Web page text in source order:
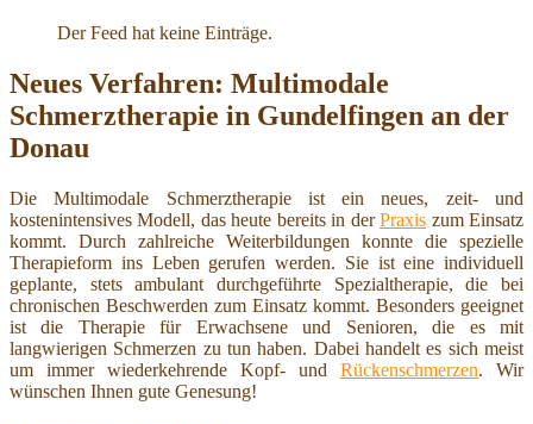
Der Feed hat keine Einträge.
Neues Verfahren: Multimodale
Schmerztherapie in Gundelfingen an der
Donau
Die Multimodale Schmerztherapie ist ein neues, zeit- und
kostenintensives Modell, das heute bereits in derPraxis zum Einsatz
kommt. Durch zahlreiche Weiterbildungen konnte die spezielle
Therapieform ins Leben gerufen werden. Sie ist eine individuell
geplante, stets ambulant durchgeführte Spezialtherapie, die bei
chronischen Beschwerden zum Einsatz kommt. Besonders geeignet
ist die Therapie für Erwachsene und Senioren, die es mit
langwierigen Schmerzen zu tun haben. Dabei handelt es sich meist
um immer wiederkehrende Kopf- und Rückenschmerzen. Wir
wünschen Ihnen gute Genesung!